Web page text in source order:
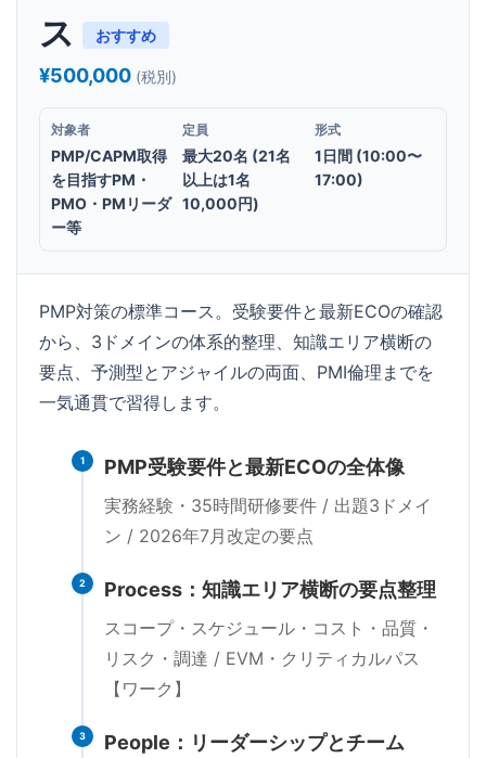
ス
おすすめ
¥500,000 (税別)
対象者
PMP/CAPM取得
を目指すPM・
PMO・PMリーダ
ー等
定員
最大20名 (21名
以上は1名
10,000円)
形式
1日間 (10:00〜
17:00)
PMP対策の標準コース。受験要件と最新ECOの確認
から、3ドメインの体系的整理、知識エリア横断の
要点、予測型とアジャイルの両面、PMI倫理までを
一気通貫で習得します。
1 PMP受験要件と最新ECOの全体像
実務経験・35時間研修要件 / 出題3ドメイ
ン / 2026年7月改定の要点
2 Process：知識エリア横断の要点整理
スコープ・スケジュール・コスト・品質・
リスク・調達 / EVM・クリティカルパス
【ワーク】
3 People：リーダーシップとチーム